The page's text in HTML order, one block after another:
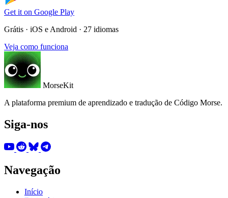
Get it on Google Play
Grátis · iOS e Android · 27 idiomas
Veja como funciona
MorseKit
A plataforma premium de aprendizado e tradução de Código Morse.
Siga-nos
Navegação
Início